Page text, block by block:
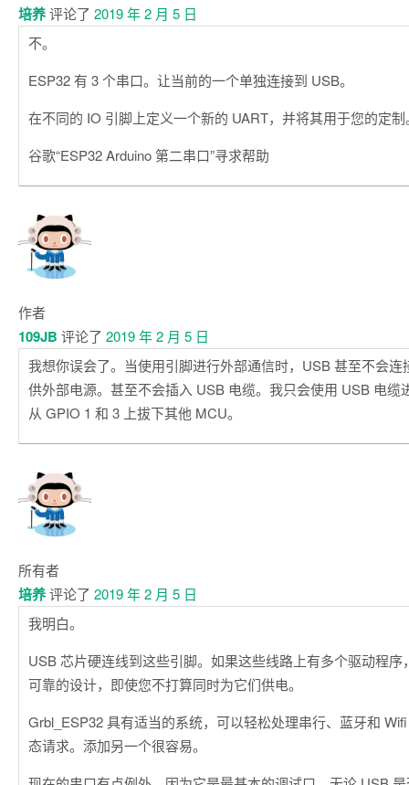
培养评论了 2019 年 2 月 5 日
不。
ESP32 有 3 个串口。让当前的一个单独连接到 USB。
在不同的 IO 引脚上定义一个新的 UART，并将其用于您的定制
谷歌“ESP32 Arduino 第二串口”寻求帮助
作者
109JB 评论了 2019 年 2 月 5 日
我想你误会了。当使用引脚进行外部通信时，USB 甚至不会连
供外部电源。甚至不会插入 USB 电缆。我只会使用 USB 电缆
从 GPIO 1 和 3 上拔下其他 MCU。
所有者
培养评论了 2019 年 2 月 5 日
我明白。
USB 芯片硬连线到这些引脚。如果这些线路上有多个驱动程序
可靠的设计，即使您不打算同时为它们供电。
Grbl_ESP32 具有适当的系统，可以轻松处理串行、蓝牙和
态请求。添加另一个很容易。